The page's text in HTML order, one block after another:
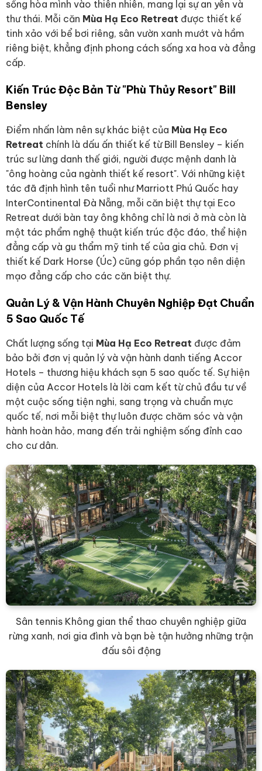
sống hòa mình vào thiên nhiên, mang lại sự an yên và
thư thái. Mỗi căn Mùa Hạ Eco Retreat được thiết kế
tinh xảo với bể bơi riêng, sân vườn xanh mướt và hầm
riêng biệt, khẳng định phong cách sống xa hoa và đẳng
cấp.
Kiến Trúc Độc Bản Từ "Phù Thủy Resort" Bill
Bensley
Điểm nhấn làm nên sự khác biệt của Mùa Hạ Eco
Retreat chính là dấu ấn thiết kế từ Bill Bensley – kiến
trúc sư lừng danh thế giới, người được mệnh danh là
"ông hoàng của ngành thiết kế resort". Với những kiệt
tác đã định hình tên tuổi như Marriott Phú Quốc hay
InterContinental Đà Nẵng, mỗi căn biệt thự tại Eco
Retreat dưới bàn tay ông không chỉ là nơi ở mà còn là
một tác phẩm nghệ thuật kiến trúc độc đáo, thể hiện
đẳng cấp và gu thẩm mỹ tinh tế của gia chủ. Đơn vị
thiết kế Dark Horse (Úc) cũng góp phần tạo nên diện
mạo đẳng cấp cho các căn biệt thự.
Quản Lý & Vận Hành Chuyên Nghiệp Đạt Chuẩn
5 Sao Quốc Tế
Chất lượng sống tại Mùa Hạ Eco Retreat được đảm
bảo bởi đơn vị quản lý và vận hành danh tiếng Accor
Hotels – thương hiệu khách sạn 5 sao quốc tế. Sự hiện
diện của Accor Hotels là lời cam kết từ chủ đầu tư về
một cuộc sống tiện nghi, sang trọng và chuẩn mực
quốc tế, nơi mỗi biệt thự luôn được chăm sóc và vận
hành hoàn hảo, mang đến trải nghiệm sống đỉnh cao
cho cư dân.
Sân tennis Không gian thể thao chuyên nghiệp giữa
rừng xanh, nơi gia đình và bạn bè tận hưởng những trận
đấu sôi động